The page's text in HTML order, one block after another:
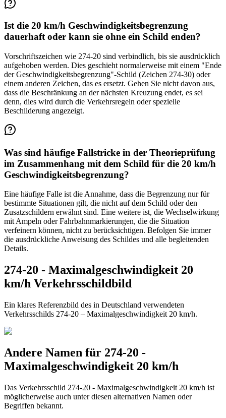
Ist die 20 km/h Geschwindigkeitsbegrenzung
dauerhaft oder kann sie ohne ein Schild enden?
Vorschriftszeichen wie 274-20 sind verbindlich, bis sie ausdrücklich
aufgehoben werden. Dies geschieht normalerweise mit einem "Ende
der Geschwindigkeitsbegrenzung"-Schild (Zeichen 274-30) oder
einem anderen Zeichen, das es ersetzt. Gehen Sie nicht davon aus,
dass die Beschränkung an der nächsten Kreuzung endet, es sei
denn, dies wird durch die Verkehrsregeln oder spezielle
Beschilderung angezeigt.
Was sind häufige Fallstricke in der Theorieprüfung
im Zusammenhang mit dem Schild für die 20 km/h
Geschwindigkeitsbegrenzung?
Eine häufige Falle ist die Annahme, dass die Begrenzung nur für
bestimmte Situationen gilt, die nicht auf dem Schild oder den
Zusatzschildern erwähnt sind. Eine weitere ist, die Wechselwirkung
mit Ampeln oder Fahrbahnmarkierungen, die die Situation
verfeinern können, nicht zu berücksichtigen. Befolgen Sie immer
die ausdrückliche Anweisung des Schildes und alle begleitenden
Details.
274-20 - Maximalgeschwindigkeit 20
km/h Verkehrsschildbild
Ein klares Referenzbild des in Deutschland verwendeten
Verkehrsschilds 274-20 – Maximalgeschwindigkeit 20 km/h.
Andere Namen für 274-20 -
Maximalgeschwindigkeit 20 km/h
Das Verkehrsschild 274-20 - Maximalgeschwindigkeit 20 km/h ist
möglicherweise auch unter diesen alternativen Namen oder
Begriffen bekannt.